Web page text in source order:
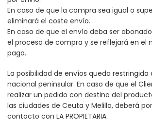
En caso de que la compra sea igual o
eliminará el coste envío.
En caso de que el envío deba ser
el proceso de compra y se reflejará en el
pago.
La posibilidad de envíos queda restringida
nacional peninsular. En caso de que el
realizar un pedido con destino del
las ciudades de Ceuta y Melilla, deberá
contacto con LA PROPIETARIA.